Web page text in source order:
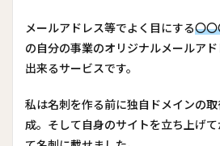
メールアドレス等でよく目にする〇〇
の自分の事業のオリジナルメールア
出来るサービスです。
私は名刺を作る前に独自ドメインの
成。そして自身のサイトを立ち上げ